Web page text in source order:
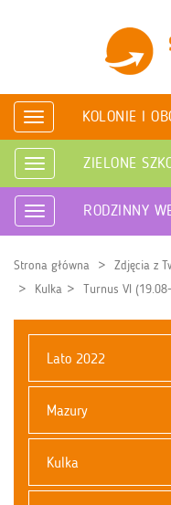
Rozwiń
nawigację
KOLONIE I
Rozwiń
nawigację
ZIELONE
Rozwiń
nawigację
RODZINNY
Strona główna Zdjęcia z
Kulka
Turnus VI
Lato 2022
Mazury
Kulka